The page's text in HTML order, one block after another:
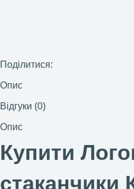
Поділитися:
Опис
Відгуки (0)
Опис
Купити
стаканчики